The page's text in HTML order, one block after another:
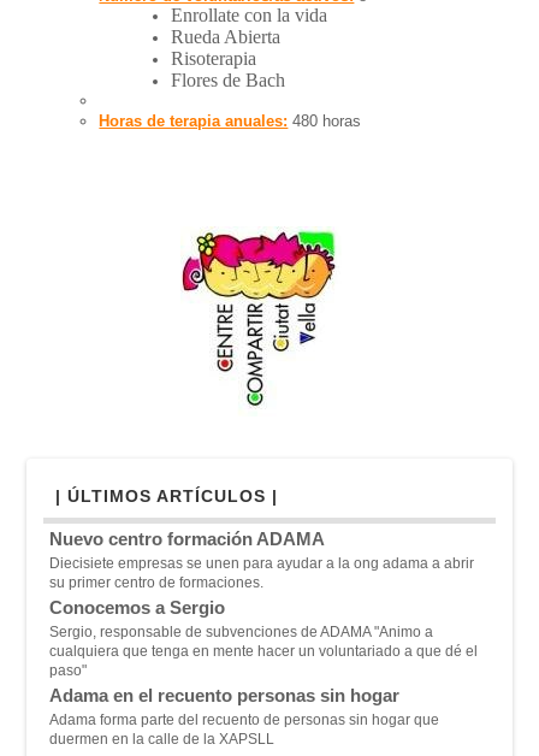
Enrollate con la vida
Rueda Abierta
Risoterapia
Flores de Bach
Horas de terapia anuales: 480 horas
| ÚLTIMOS ARTÍCULOS |
Nuevo centro formación ADAMA
Diecisiete empresas se unen para ayudar a la ong adama a abrir
su primer centro de formaciones.
Conocemos a Sergio
Sergio, responsable de subvenciones de ADAMA "Animo a
cualquiera que tenga en mente hacer un voluntariado a que dé el
paso"
Adama en el recuento personas sin hogar
Adama forma parte del recuento de personas sin hogar que
duermen en la calle de la XAPSLL